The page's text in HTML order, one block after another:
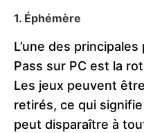
1. Éphémère
L’une des
Pass sur PC est la
Les jeux peuvent
retirés, ce qui
peut disparaître à